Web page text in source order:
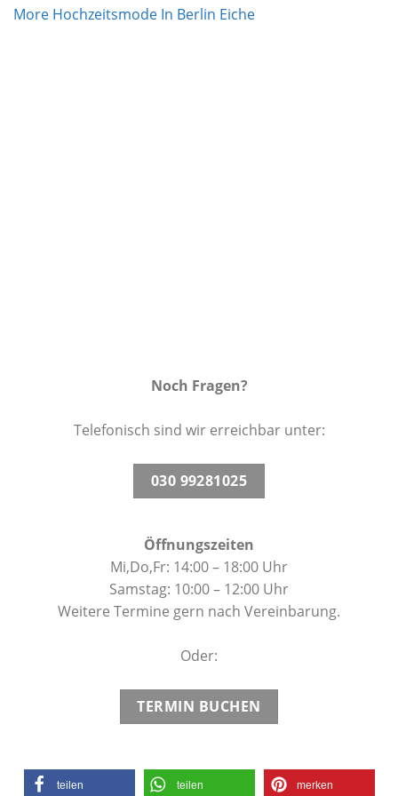
Noch Fragen?
Telefonisch sind wir erreichbar unter:
030 99281025
Öffnungszeiten
Mi,Do,Fr: 14:00 – 18:00 Uhr
Samstag: 10:00 – 12:00 Uhr
Weitere Termine gern nach Vereinbarung.
Oder:
TERMIN BUCHEN
teilen teilen merken